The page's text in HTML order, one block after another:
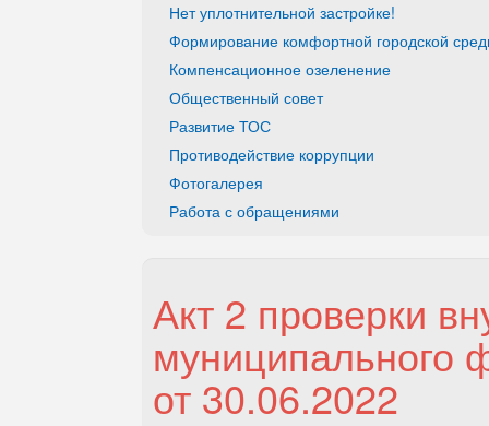
Нет уплотнительной застройке!
Формирование комфортной городской
Компенсационное озеленение
Общественный совет
Развитие ТОС
Противодействие коррупции
Фотогалерея
Работа с обращениями
Акт 2 проверки
муниципального
от 30.06.2022